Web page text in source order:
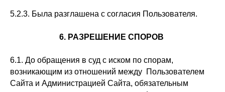
5.2.3. Была разглашена с согласия Пользователя.
6. РАЗРЕШЕНИЕ СПОРОВ
6.1. До обращения в суд с иском по спорам,
возникающим из отношений между Пользователем
Сайта и Администрацией Сайта, обязательным